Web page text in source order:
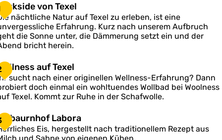
von Texel
nächtliche Natur auf Texel zu erleben, ist eine
Erfahrung. Kurz nach unserem Aufbruch
die Sonne unter, die Dämmerung setzt ein und der
bricht herein.
auf Texel
sucht nach einer originellen Wellness-Erfahrung? Dann
doch einmal ein wohltuendes Wollbad bei Woolness
Texel. Kommt zur Ruhe in der Schafwolle.
Labora
Eis, hergestellt nach traditionellem Rezept aus